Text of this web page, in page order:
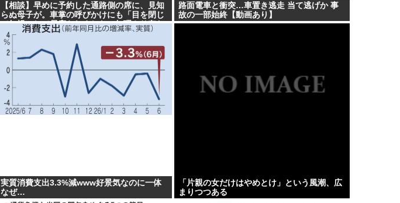
【相談】早めに予約した通路側の席に、見知
らぬ母子が。車掌の呼びかけにも「目を閉じ
て無視」して居座られました。無理やり奪わ
れた席は、結局”やったもん勝ち”になってし
まうのでしょうか？
路面電車と衝突…車置き逃走 当て逃げか 事
故の一部始終【動画あり】
実質消費支出3.3%減www好景気なのに一体
なぜ…
「片親の女だけはやめとけ」という風潮、広
まりつつある